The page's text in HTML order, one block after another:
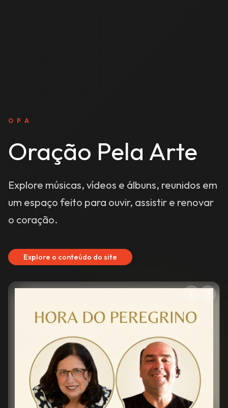
Explore músicas, vídeos e álbuns, reunidos em
um espaço feito para ouvir, assistir e renovar
o coração.
Explore o conteúdo do site